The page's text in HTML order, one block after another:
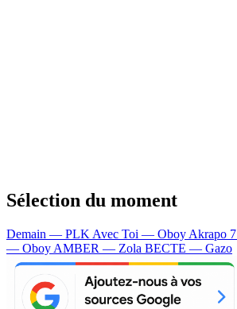
Sélection du moment
Demain — PLK Avec Toi — Oboy Akrapo
— Oboy AMBER — Zola BECTE — Gazo